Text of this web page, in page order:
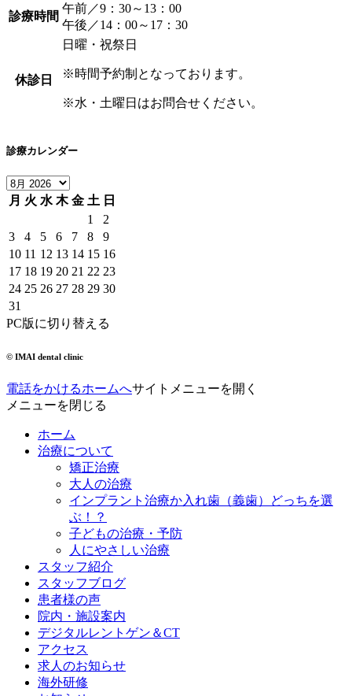
診療時間
午前／9：30～13：00
午後／14：00～17：30
休診日
日曜・祝祭日
※時間予約制となっております。
※水・土曜日はお問合せください。
診療カレンダー
月 火 水 木 金 土 日
1
2
3
4 5 6 7 8
9
10 11 12 13 14 15 16
17 18 19 20 21 22 23
24 25 26 27 28 29 30
31
PC版に切り替える
© IMAI dental clinic
電話をかけるホームへサイトメニューを開く
メニューを閉じる
ホーム
治療について
矯正治療
大人の治療
インプラント治療か入れ歯（義歯）どっちを選
ぶ！？
子どもの治療・予防
人にやさしい治療
スタッフ紹介
スタッフブログ
患者様の声
院内・施設案内
デジタルレントゲン＆CT
アクセス
求人のお知らせ
海外研修